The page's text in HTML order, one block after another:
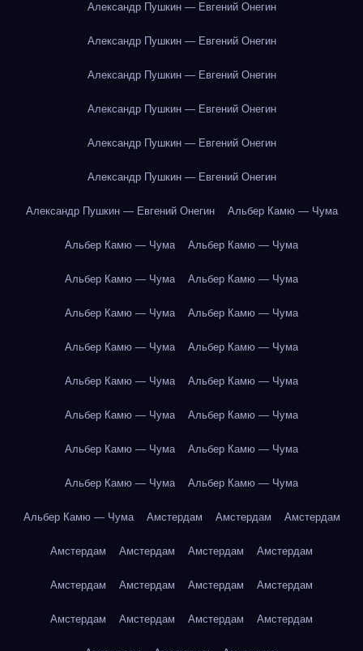
Александр Пушкин — Евгений Онегин
Александр Пушкин — Евгений Онегин
Александр Пушкин — Евгений Онегин
Александр Пушкин — Евгений Онегин
Александр Пушкин — Евгений Онегин
Александр Пушкин — Евгений Онегин
Александр Пушкин — Евгений Онегин Альбер Камю — Чума
Альбер Камю — Чума Альбер Камю — Чума
Альбер Камю — Чума Альбер Камю — Чума
Альбер Камю — Чума Альбер Камю — Чума
Альбер Камю — Чума Альбер Камю — Чума
Альбер Камю — Чума Альбер Камю — Чума
Альбер Камю — Чума Альбер Камю — Чума
Альбер Камю — Чума Альбер Камю — Чума
Альбер Камю — Чума Альбер Камю — Чума
Альбер Камю — Чума Амстердам Амстердам Амстердам
Амстердам Амстердам Амстердам Амстердам
Амстердам Амстердам Амстердам Амстердам
Амстердам Амстердам Амстердам Амстердам